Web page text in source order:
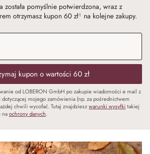
została pomyślnie potwierdzona, wraz z
otrzymasz kupon 60 zł¹ na kolejne zakupy.
kupon o wartości 60 zł
od LOBERON GmbH po zakupie wiadomości e mail z
mojego zamówienia (np. za pośrednictwem
chwili wycofać. Tutaj znajdzieszwarunki wysyłki takiej
naochrony danych.